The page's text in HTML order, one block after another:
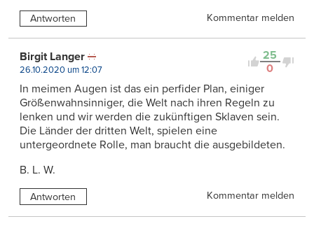
Antworten Kommentar melden
25
0
Birgit Langer
26.10.2020 um 12:07
In meimen Augen ist das ein perfider Plan, einiger
Größenwahnsinniger, die Welt nach ihren Regeln zu
lenken und wir werden die zukünftigen Sklaven sein.
Die Länder der dritten Welt, spielen eine
untergeordnete Rolle, man braucht die ausgebildeten.
B. L. W.
Antworten Kommentar melden